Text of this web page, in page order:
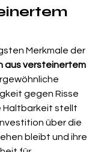
Merkmale der
aus versteinertem
gegen Risse
Haltbarkeit stellt
über die
bleibt und ihre